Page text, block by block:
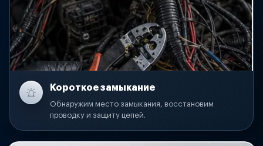
Короткое замыкание
Обнаружим место замыкания, восстановим
проводку и защиту цепей.